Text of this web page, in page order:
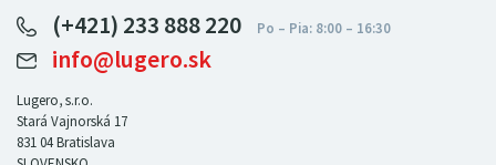
Pre predajcov
LUGERO Nemecko
LUGERO Česká republika
LUGERO Maďarsko
LUGERO Rakousko
(+421) 233 888 220
info@lugero.sk
Lugero, s.r.o.
Stará Vajnorská 17
831 04Bratislava